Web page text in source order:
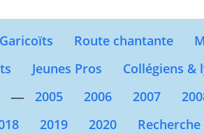
Route chantante
Jeunes Pros Collégiens &
— 2005 2006 2007
2019 2020 Recherche